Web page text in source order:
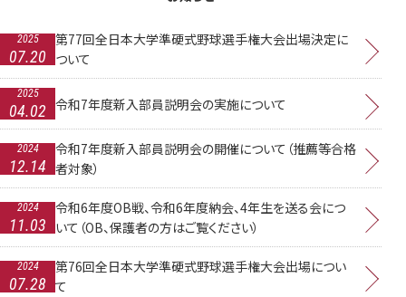
2025
07.20
第77回全日本大学準硬式野球選手権大会出場決定に
ついて
2025
04.02 令和7年度新入部員説明会の実施について
2024
12.14
令和7年度新入部員説明会の開催について（推薦等合格
者対象）
2024
11.03
令和6年度OB戦、令和6年度納会、4年生を送る会につ
いて（OB、保護者の方はご覧ください）
2024
07.28
第76回全日本大学準硬式野球選手権大会出場につい
て